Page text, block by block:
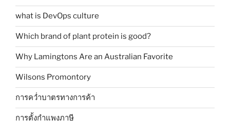
what is DevOps culture
Which brand of plant protein is good?
Why Lamingtons Are an Australian Favorite
Wilsons Promontory
การคว่ำบาตรทางการค้า
การตั้งกำแพงภาษี